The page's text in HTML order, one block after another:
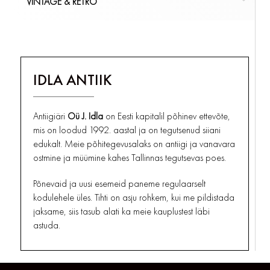
TUHATOOSID, SIGARETIHOIDJAD
KOLLEKTSIONEERIMINE
SERVIISID
TASSID , TOPSID JA KRUUSID
TEEPURGID
VAAGNAD JA KANDIKUD
VAASID
KÕIKPORTSELAN JA KERAAMIKA
PÕRANDALAMBID
MÄRGUKELLAD JA KELLUKESED
MUUD MÕÕTERIISTAD
KÕIKMÕÕTERIISTAD
TEKSTIILID JA RIIDEESEMED
UHMRID
UKSELINGID, HINGED, LUKUD
VAHENDID JA TÖÖRIISTAD
KÕIKVARIA
IDLA ANTIIK
Antiigiäri Oü J. Idla on Eesti kapitalil põhinev ettevõte,
mis on loodud 1992. aastal ja on tegutsenud siiani
edukalt. Meie põhitegevusalaks on antiigi ja vanavara
ostmine ja müümine kahes Tallinnas tegutsevas poes.
Põnevaid ja uusi esemeid paneme regulaarselt
kodulehele üles. Tihti on asju rohkem, kui me pildistada
jaksame, siis tasub alati ka meie kauplustest läbi
astuda.